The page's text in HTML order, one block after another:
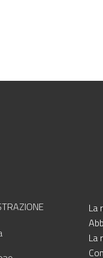
La
La